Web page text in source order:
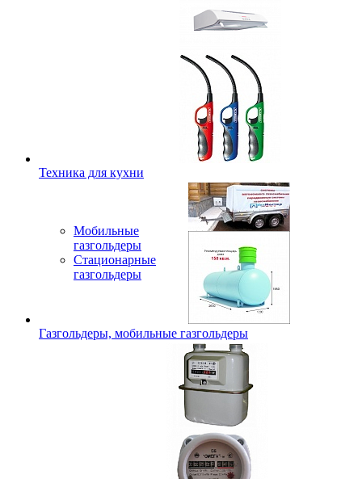
Техника для кухни
Мобильные
газгольдеры
Стационарные
газгольдеры
Газгольдеры, мобильные газгольдеры